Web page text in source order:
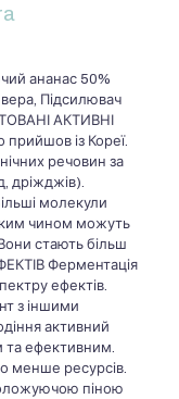
ананас 50%
Підсилювач
АКТИВНІ
із Кореї.
речовин за
дріжджів).
молекули
чином можуть
стають більш
Ферментація
ефектів.
з іншими
активний
та ефективним.
менше ресурсів.
піною